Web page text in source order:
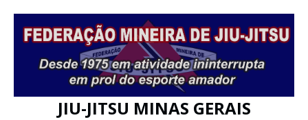
JIU-JITSU MINAS GERAIS